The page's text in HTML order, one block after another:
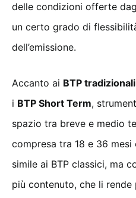
delle condizioni offerte
un certo grado di
dell’emissione.
Accanto ai BTP tradizionali
i BTP Short Term,
spazio tra breve e medio
compresa tra 18 e 36
simile ai BTP classici, ma
più contenuto, che li